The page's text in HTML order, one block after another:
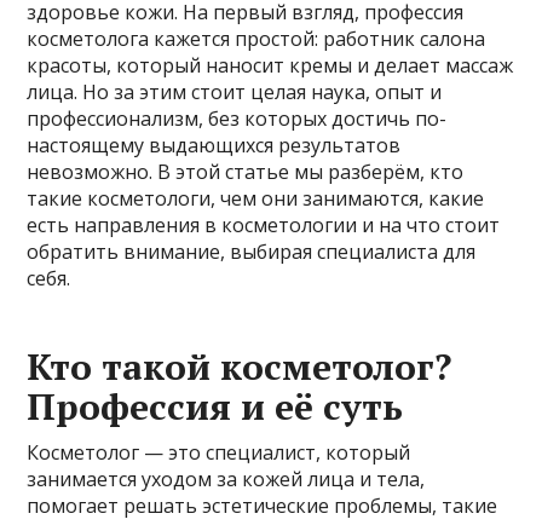
здоровье кожи. На первый взгляд, профессия
косметолога кажется простой: работник салона
красоты, который наносит кремы и делает массаж
лица. Но за этим стоит целая наука, опыт и
профессионализм, без которых достичь по-
настоящему выдающихся результатов
невозможно. В этой статье мы разберём, кто
такие косметологи, чем они занимаются, какие
есть направления в косметологии и на что стоит
обратить внимание, выбирая специалиста для
себя.
Кто такой косметолог?
Профессия и её суть
Косметолог — это специалист, который
занимается уходом за кожей лица и тела,
помогает решать эстетические проблемы, такие